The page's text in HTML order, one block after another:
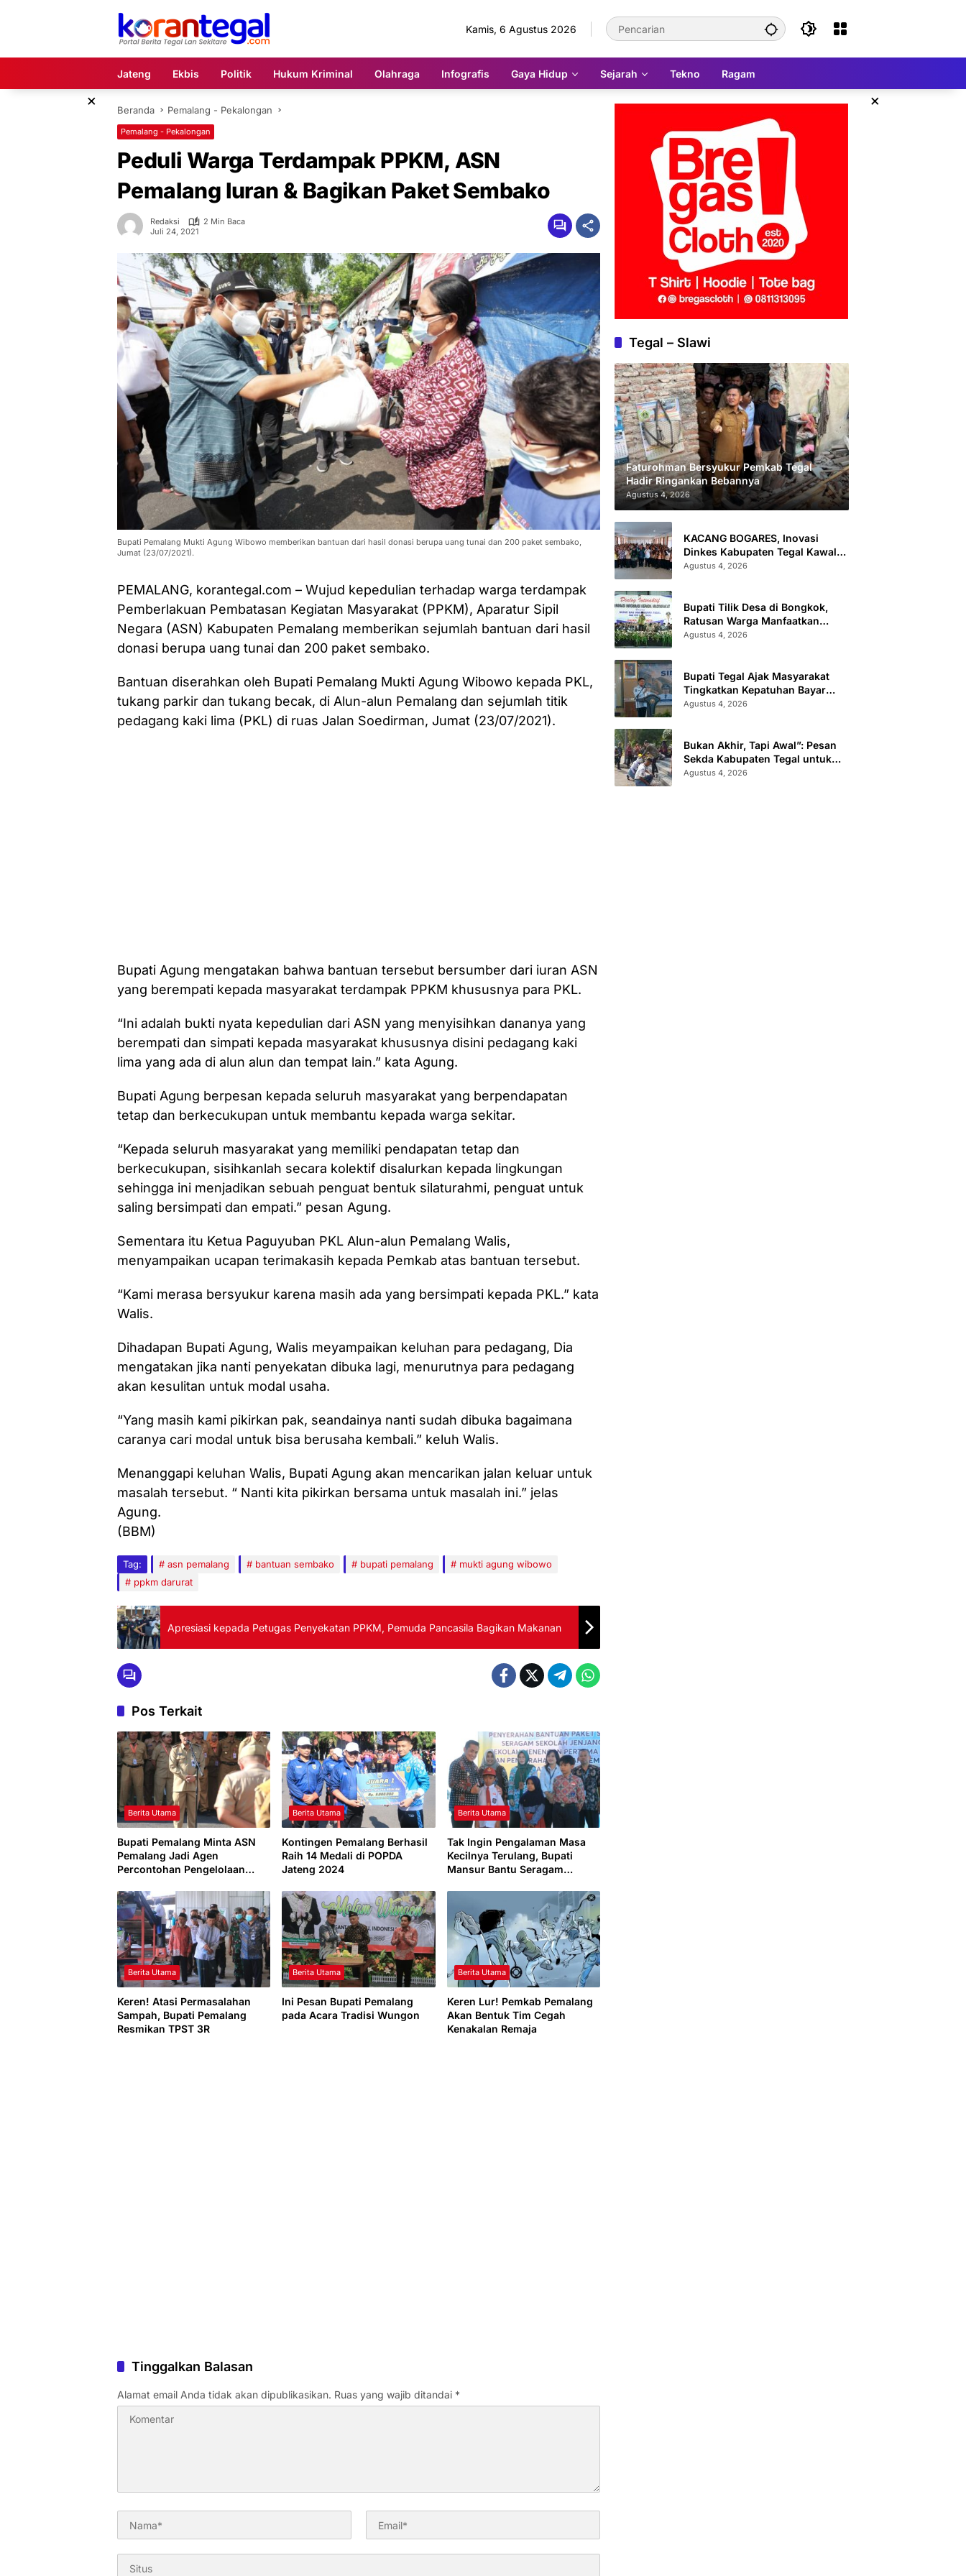
Kamis, 6 Agustus 2026
Jateng Ekbis Politik Hukum Kriminal Olahraga Infografis Gaya Hidup Sejarah Tekno Ragam
× ×
Beranda Pemalang - Pekalongan
Pemalang - Pekalongan
Peduli Warga Terdampak PPKM, ASN
Pemalang Iuran & Bagikan Paket Sembako
Redaksi
2 Min Baca
Juli 24, 2021
Bupati Pemalang Mukti Agung Wibowo memberikan bantuan dari hasil donasi berupa uang tunai dan 200 paket sembako,
Jumat (23/07/2021).
PEMALANG, korantegal.com – Wujud kepedulian terhadap warga terdampak
Pemberlakuan Pembatasan Kegiatan Masyarakat (PPKM), Aparatur Sipil
Negara (ASN) Kabupaten Pemalang memberikan sejumlah bantuan dari hasil
donasi berupa uang tunai dan 200 paket sembako.
Bantuan diserahkan oleh Bupati Pemalang Mukti Agung Wibowo kepada PKL,
tukang parkir dan tukang becak, di Alun-alun Pemalang dan sejumlah titik
pedagang kaki lima (PKL) di ruas Jalan Soedirman, Jumat (23/07/2021).
Bupati Agung mengatakan bahwa bantuan tersebut bersumber dari iuran ASN
yang berempati kepada masyarakat terdampak PPKM khususnya para PKL.
“Ini adalah bukti nyata kepedulian dari ASN yang menyisihkan dananya yang
berempati dan simpati kepada masyarakat khususnya disini pedagang kaki
lima yang ada di alun alun dan tempat lain.” kata Agung.
Bupati Agung berpesan kepada seluruh masyarakat yang berpendapatan
tetap dan berkecukupan untuk membantu kepada warga sekitar.
“Kepada seluruh masyarakat yang memiliki pendapatan tetap dan
berkecukupan, sisihkanlah secara kolektif disalurkan kepada lingkungan
sehingga ini menjadikan sebuah penguat bentuk silaturahmi, penguat untuk
saling bersimpati dan empati.” pesan Agung.
Sementara itu Ketua Paguyuban PKL Alun-alun Pemalang Walis,
menyampaikan ucapan terimakasih kepada Pemkab atas bantuan tersebut.
“Kami merasa bersyukur karena masih ada yang bersimpati kepada PKL.” kata
Walis.
Dihadapan Bupati Agung, Walis meyampaikan keluhan para pedagang, Dia
mengatakan jika nanti penyekatan dibuka lagi, menurutnya para pedagang
akan kesulitan untuk modal usaha.
“Yang masih kami pikirkan pak, seandainya nanti sudah dibuka bagaimana
caranya cari modal untuk bisa berusaha kembali.” keluh Walis.
Menanggapi keluhan Walis, Bupati Agung akan mencarikan jalan keluar untuk
masalah tersebut. “ Nanti kita pikirkan bersama untuk masalah ini.” jelas
Agung.
(BBM)
Tag: asn pemalang bantuan sembako bupati pemalang
mukti agung wibowo
ppkm darurat
Apresiasi kepada Petugas Penyekatan PPKM, Pemuda Pancasila Bagikan Makanan
Pos Terkait
Berita Utama
Bupati Pemalang Minta ASN
Pemalang Jadi Agen
Percontohan Pengelolaan
Berita Utama
Kontingen Pemalang Berhasil
Raih 14 Medali di POPDA
Jateng 2024
Berita Utama
Tak Ingin Pengalaman Masa
Kecilnya Terulang, Bupati
Mansur Bantu Seragam
Mampu
Berita Utama
Keren! Atasi Permasalahan
Sampah, Bupati Pemalang
Resmikan TPST 3R
Berita Utama
Ini Pesan Bupati Pemalang
pada Acara Tradisi Wungon
Berita Utama
Keren Lur! Pemkab Pemalang
Akan Bentuk Tim Cegah
Kenakalan Remaja
Tinggalkan Balasan
Alamat email Anda tidak akan dipublikasikan. Ruas yang wajib ditandai *
Tegal – Slawi
Faturohman Bersyukur Pemkab Tegal
Hadir Ringankan Bebannya
Agustus 4, 2026
KACANG BOGARES, Inovasi
Dinkes Kabupaten Tegal Kawal
Kesehatan Remaja Putri Cegah
Agustus 4, 2026
Bupati Tilik Desa di Bongkok,
Ratusan Warga Manfaatkan
Layanan Kesehatan dan
Agustus 4, 2026
Bupati Tegal Ajak Masyarakat
Tingkatkan Kepatuhan Bayar
Pajak Kendaraan lewat “TULUS
Agustus 4, 2026
Bukan Akhir, Tapi Awal”: Pesan
Sekda Kabupaten Tegal untuk
Calon Paskibraka 2026
Agustus 4, 2026